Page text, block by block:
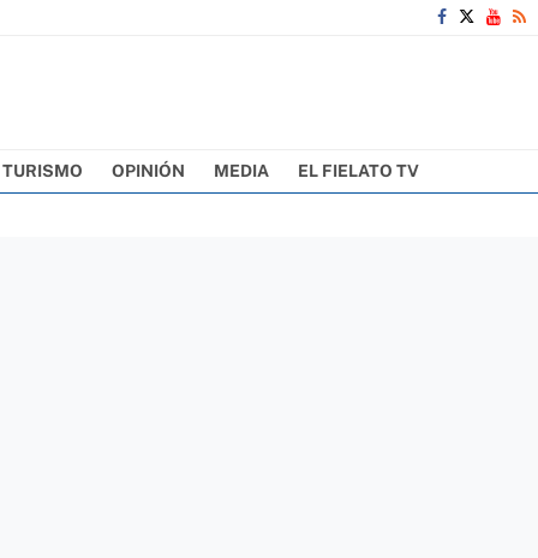
TURISMO OPINIÓN MEDIA EL FIELATO TV